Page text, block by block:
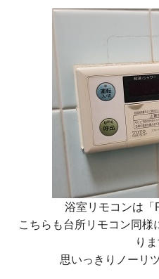
浴室リモコンは
こちらも台所リモコン同様
りま
思いっきりノーリ